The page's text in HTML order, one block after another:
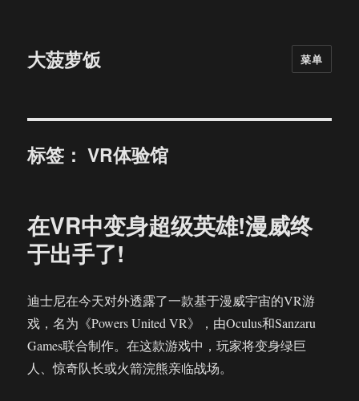
大菠萝饭 菜单
标签：VR体验馆
在VR中变身超级英雄!漫威终
于出手了!
迪士尼在今天对外透露了一款基于漫威宇宙的VR游
戏，名为《Powers United VR》，由Oculus和Sanzaru
Games联合制作。在这款游戏中，玩家将变身绿巨
人、惊奇队长或火箭浣熊亲临战场。